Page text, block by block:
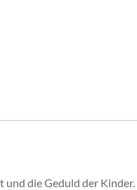
die Geduld der Kinder.